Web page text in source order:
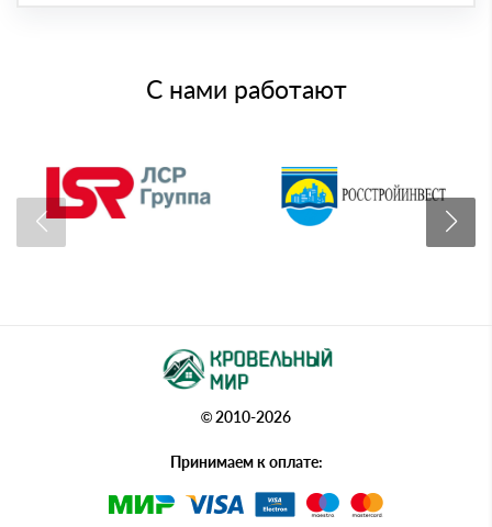
С нами работают
© 2010-2026
Принимаем к оплате: